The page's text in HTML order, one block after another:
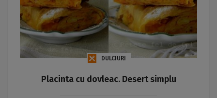
DULCIURI
Placinta cu dovleac. Desert simplu